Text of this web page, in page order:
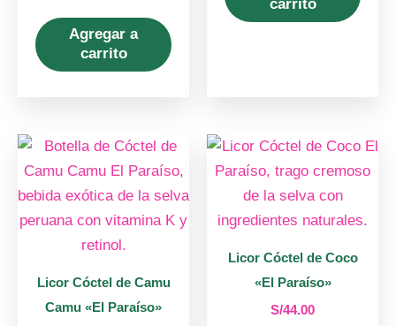
Agregar a
carrito
carrito
Licor Cóctel de Camu
Camu «El Paraíso»
Licor Cóctel de Coco
«El Paraíso»
S/44.00